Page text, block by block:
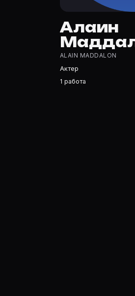
Алаин Маддалон — Актер.
Где открыть фильмографию
На Movie Planner: https://movie-
Алаин
ALAIN MADDALON
Актер
1 работа